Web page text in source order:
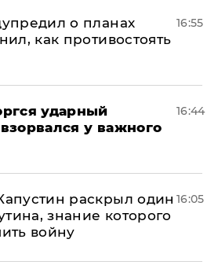
о планах
как противостоять
16:55
ударный
у важного
16:44
раскрыл один
знание которого
войну
16:05